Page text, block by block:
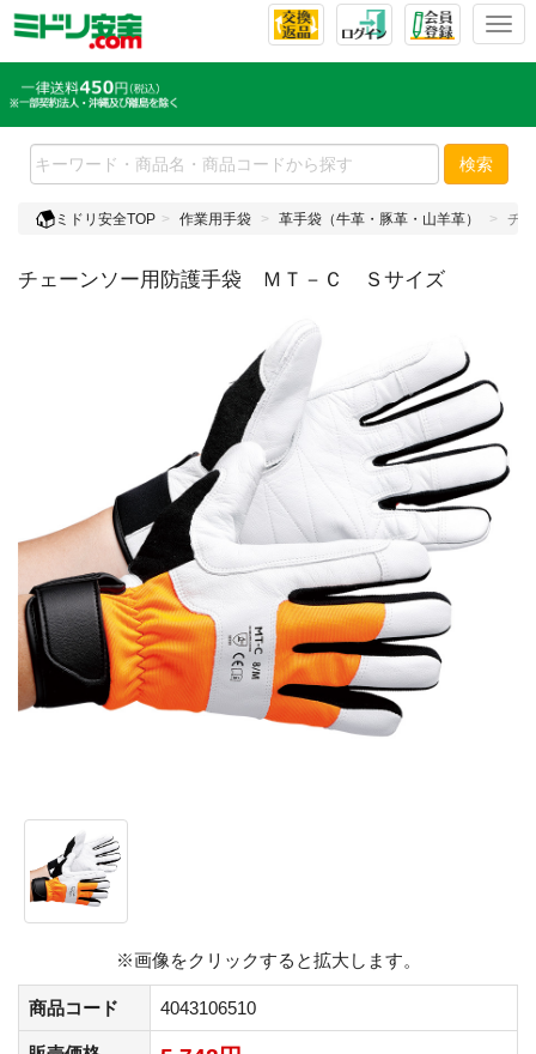
T
l
e
n
n
検索
ミドリ安全TOP 作業用手袋 革手袋（牛革・豚革・山羊革） チ
チェーンソー用防護手袋 ＭＴ－Ｃ Ｓサイズ
※画像をクリックすると拡大します。
商品コード 4043106510